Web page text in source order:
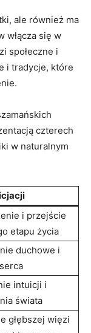
ale również ma
włącza się w
społeczne i
i tradycje, które
czterech
w naturalnym
i przejście
etapu życia
duchowe i
intuicji i
świata
głębszej więzi